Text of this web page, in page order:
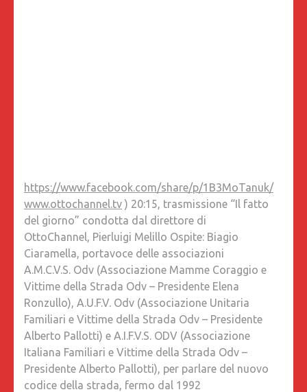
https://www.facebook.com/share/p/1B3MoTanuk/
www.ottochannel.tv ) 20:15, trasmissione “Il fatto
del giorno” condotta dal direttore di
OttoChannel, Pierluigi Melillo Ospite: Biagio
Ciaramella, portavoce delle associazioni
A.M.C.V.S. Odv (Associazione Mamme Coraggio e
Vittime della Strada Odv – Presidente Elena
Ronzullo), A.U.F.V. Odv (Associazione Unitaria
Familiari e Vittime della Strada Odv – Presidente
Alberto Pallotti) e A.I.F.V.S. ODV (Associazione
Italiana Familiari e Vittime della Strada Odv –
Presidente Alberto Pallotti), per parlare del nuovo
codice della strada, fermo dal 1992